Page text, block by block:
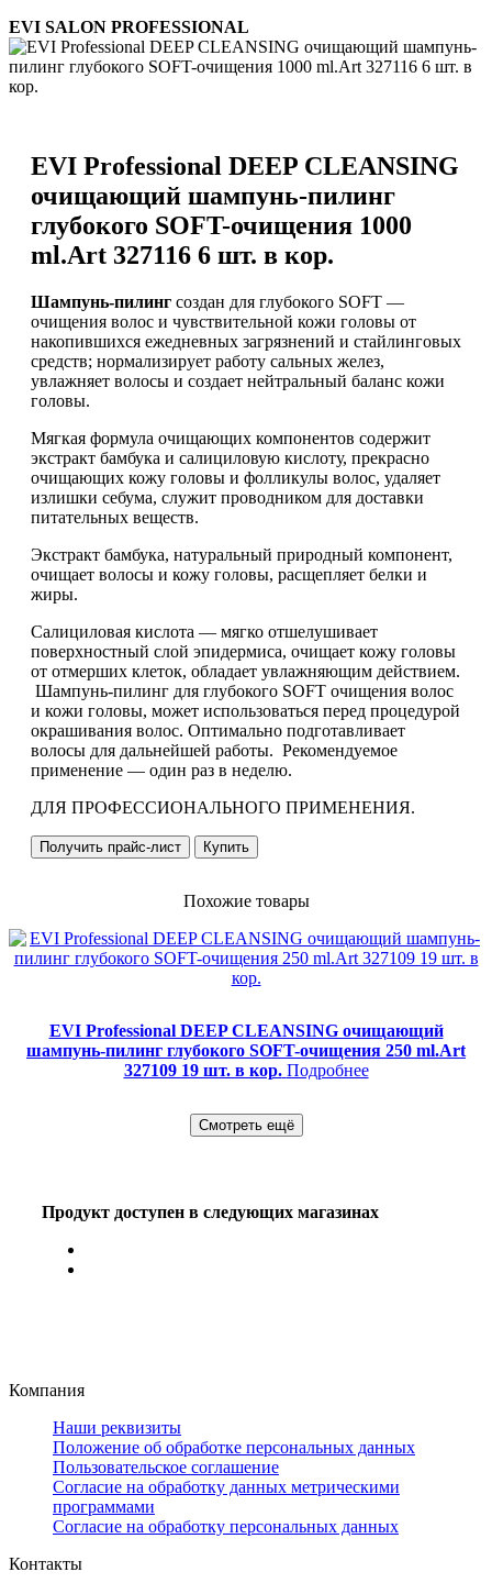
EVI SALON PROFESSIONAL
EVI Professional DEEP CLEANSING
очищающий шампунь-пилинг
глубокого SOFT-очищения 1000
ml.Аrt 327116 6 шт. в кор.
Шампунь-пилинг создан для глубокого SOFT —
очищения волос и чувствительной кожи головы от
накопившихся ежедневных загрязнений и стайлинговых
средств; нормализирует работу сальных желез,
увлажняет волосы и создает нейтральный баланс кожи
головы.
Мягкая формула очищающих компонентов содержит
экстракт бамбука и салициловую кислоту, прекрасно
очищающих кожу головы и фолликулы волос, удаляет
излишки себума, служит проводником для доставки
питательных веществ.
Экстракт бамбука, натуральный природный компонент,
очищает волосы и кожу головы, расщепляет белки и
жиры.
Салициловая кислота — мягко отшелушивает
поверхностный слой эпидермиса, очищает кожу головы
от отмерших клеток, обладает увлажняющим действием.
Шампунь-пилинг для глубокого SOFT очищения волос
и кожи головы, может использоваться перед процедурой
окрашивания волос. Оптимально подготавливает
волосы для дальнейшей работы. Рекомендуемое
применение — один раз в неделю.
ДЛЯ ПРОФЕССИОНАЛЬНОГО ПРИМЕНЕНИЯ.
Получить прайс-лист Купить
Похожие товары
EVI Professional DEEP CLEANSING очищающий
шампунь-пилинг глубокого SOFT-очищения 250 ml.Art
327109 19 шт. в кор. Подробнее
Смотреть ещё
Продукт доступен в следующих магазинах
Компания
Наши реквизиты
Положение об обработке персональных данных
Пользовательское соглашение
Согласие на обработку данных метрическими
программами
Согласие на обработку персональных данных
Контакты